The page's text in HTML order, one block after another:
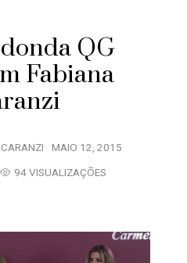
QG
Fabiana
MAIO 12, 2015
94 VISUALIZAÇÕES